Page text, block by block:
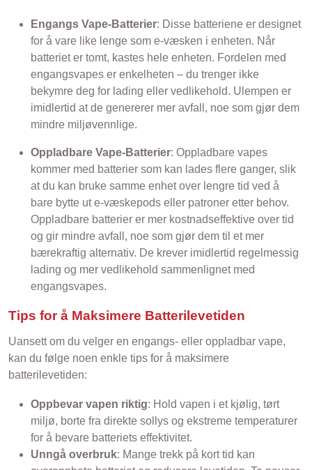
Engangs Vape-Batterier: Disse batteriene er designet
for å vare like lenge som e-væsken i enheten. Når
batteriet er tomt, kastes hele enheten. Fordelen med
engangsvapes er enkelheten – du trenger ikke
bekymre deg for lading eller vedlikehold. Ulempen er
imidlertid at de genererer mer avfall, noe som gjør dem
mindre miljøvennlige.
Oppladbare Vape-Batterier: Oppladbare vapes
kommer med batterier som kan lades flere ganger, slik
at du kan bruke samme enhet over lengre tid ved å
bare bytte ut e-væskepods eller patroner etter behov.
Oppladbare batterier er mer kostnadseffektive over tid
og gir mindre avfall, noe som gjør dem til et mer
bærekraftig alternativ. De krever imidlertid regelmessig
lading og mer vedlikehold sammenlignet med
engangsvapes.
Tips for å Maksimere Batterilevetiden
Uansett om du velger en engangs- eller oppladbar vape,
kan du følge noen enkle tips for å maksimere
batterilevetiden:
Oppbevar vapen riktig: Hold vapen i et kjølig, tørt
miljø, borte fra direkte sollys og ekstreme temperaturer
for å bevare batteriets effektivitet.
Unngå overbruk: Mange trekk på kort tid kan